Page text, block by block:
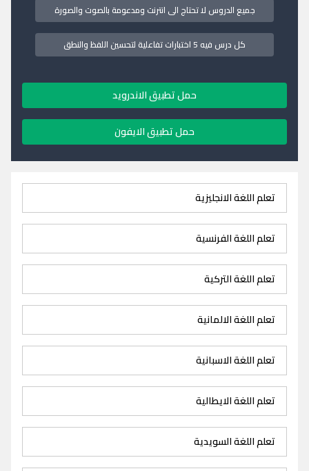
جميع الدروس لا تحتاج الى انترنت ومدعومة بالصوت والصورة
كل درس فيه 5 اختبارات تفاعلية لتحسين اللفظ والنطق
حمل تطبيق الاندرويد
حمل تطبيق الايفون
تعلم اللغة الانجليزية
تعلم اللغة الفرنسية
تعلم اللغة التركية
تعلم اللغة الالمانية
تعلم اللغة الاسبانية
تعلم اللغة الايطالية
تعلم اللغة السويدية